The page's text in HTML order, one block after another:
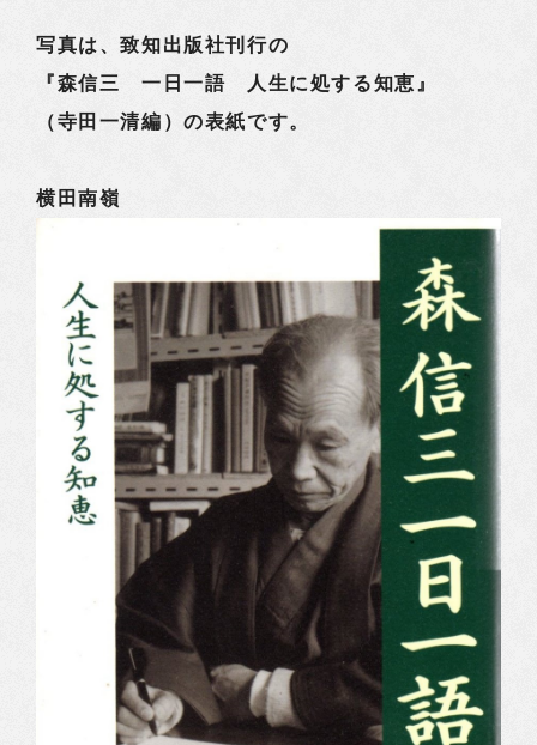
写真は、致知出版社刊行の
『森信三 一日一語 人生に処する知恵』
（寺田一清編）の表紙です。
横田南嶺